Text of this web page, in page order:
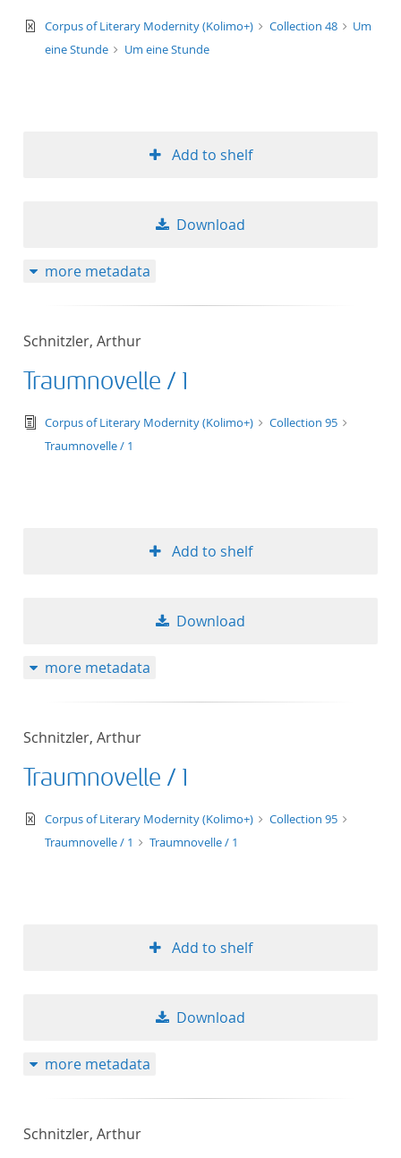
text/xml
Corpus of Literary Modernity (Kolimo+) Collection 48
Um
eine Stunde
Um eine Stunde
Add to shelf
Download
more metadata
Schnitzler, Arthur
Traumnovelle / 1
text/tg.edition+tg.aggregation+xml
Corpus of Literary Modernity (Kolimo+)
Collection 95
Traumnovelle / 1
Add to shelf
Download
more metadata
Schnitzler, Arthur
Traumnovelle / 1
text/xml
Corpus of Literary Modernity (Kolimo+)
Collection 95
Traumnovelle / 1
Traumnovelle / 1
Add to shelf
Download
more metadata
Schnitzler, Arthur